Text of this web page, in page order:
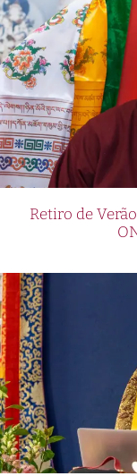
Retiro de